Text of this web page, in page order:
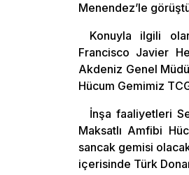
Menendez’le
Konuyla ilgili
Francisco Javier
Akdeniz Genel
Hücum Gemimiz
İnşa faaliyetleri
Maksatlı Amfibi
sancak gemisi
içerisinde Türk